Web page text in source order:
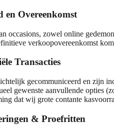
en Overeenkomst
occasions, zowel online
verkoopovereenkomst
Transacties
gecommuniceerd en zijn
gewenste aanvullende opties
dat wij grote contante
& Proefritten